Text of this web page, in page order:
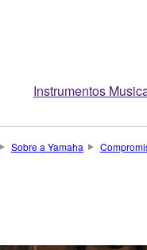
Instrumentos
Sobre a Yamaha